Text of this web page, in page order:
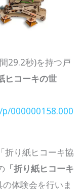
29.2秒)を持つ戸
ヒコーキの世
000000158.000
折り紙ヒコーキ協
「折り紙ヒコーキ
体験会を行いま